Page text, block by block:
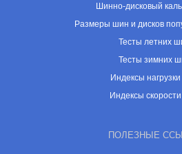
Шинно-дисковый
Размеры шин и дисков
Тесты летних
Тесты зимних
Индексы
Индексы
ПОЛЕЗНЫЕ